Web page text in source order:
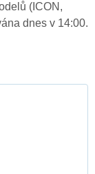
(ICON,
dnes v 14:00.